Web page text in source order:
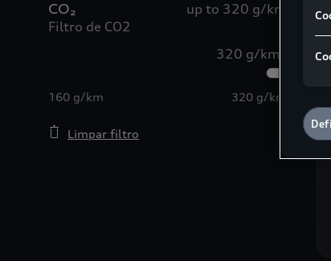
CO₂
up to 320 g/km
Filtro de CO2
320 g/km
160 g/km 320 g/km
Limpar filtro